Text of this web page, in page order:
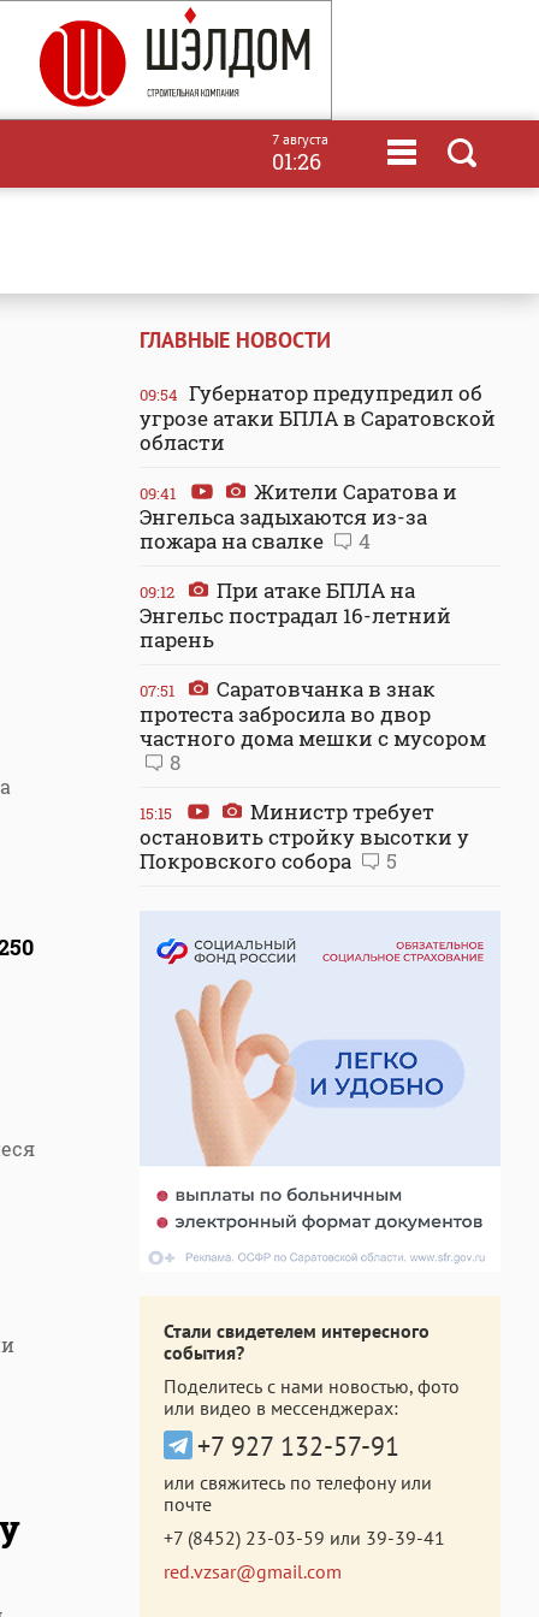
7 августа
01:26
ГЛАВНЫЕ НОВОСТИ
09:54 Губернатор предупредил об
угрозе атаки БПЛА в Саратовской
области
09:41
Жители Саратова и
Энгельса задыхаются из-за
пожара на свалке
4
09:12
При атаке БПЛА на
Энгельс пострадал 16-летний
парень
07:51
Саратовчанка в знак
протеста забросила во двор
частного дома мешки с мусором
8
15:15
Министр требует
остановить стройку высотки у
Покровского собора
5
Стали свидетелем интересного
события?
Поделитесь с нами новостью, фото
или видео в мессенджерах:
+7 927 132-57-91
или свяжитесь по телефону или
почте
+7 (8452) 23-03-59 или 39-39-41
red.vzsar@gmail.com